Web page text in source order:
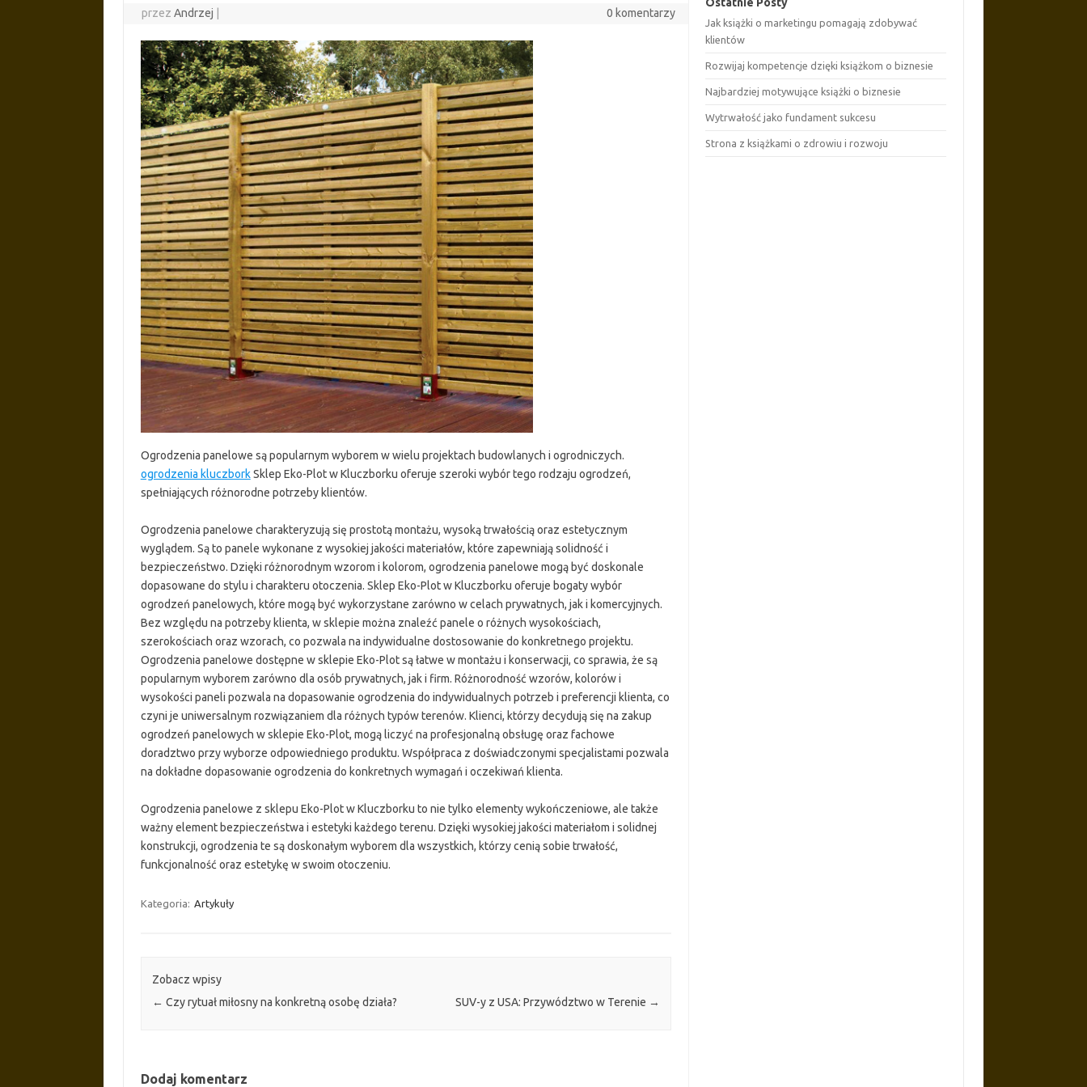
przezAndrzej 0 komentarzy
Ogrodzenia panelowe są popularnym wyborem w wielu projektach budowlanych i ogrodniczych.
ogrodzenia kluczborkSklep Eko-Plot w Kluczborku oferuje szeroki wybór tego rodzaju ogrodzeń,
spełniających różnorodne potrzeby klientów.
Ogrodzenia panelowe charakteryzują się prostotą montażu, wysoką trwałością oraz estetycznym
wyglądem. Są to panele wykonane z wysokiej jakości materiałów, które zapewniają solidność i
bezpieczeństwo. Dzięki różnorodnym wzorom i kolorom, ogrodzenia panelowe mogą być doskonale
dopasowane do stylu i charakteru otoczenia. Sklep Eko-Plot w Kluczborku oferuje bogaty wybór
ogrodzeń panelowych, które mogą być wykorzystane zarówno w celach prywatnych, jak i komercyjnych.
Bez względu na potrzeby klienta, w sklepie można znaleźć panele o różnych wysokościach,
szerokościach oraz wzorach, co pozwala na indywidualne dostosowanie do konkretnego projektu.
Ogrodzenia panelowe dostępne w sklepie Eko-Plot są łatwe w montażu i konserwacji, co sprawia, że są
popularnym wyborem zarówno dla osób prywatnych, jak i firm. Różnorodność wzorów, kolorów i
wysokości paneli pozwala na dopasowanie ogrodzenia do indywidualnych potrzeb i preferencji klienta, co
czyni je uniwersalnym rozwiązaniem dla różnych typów terenów. Klienci, którzy decydują się na zakup
ogrodzeń panelowych w sklepie Eko-Plot, mogą liczyć na profesjonalną obsługę oraz fachowe
doradztwo przy wyborze odpowiedniego produktu. Współpraca z doświadczonymi specjalistami pozwala
na dokładne dopasowanie ogrodzenia do konkretnych wymagań i oczekiwań klienta.
Ogrodzenia panelowe z sklepu Eko-Plot w Kluczborku to nie tylko elementy wykończeniowe, ale także
ważny element bezpieczeństwa i estetyki każdego terenu. Dzięki wysokiej jakości materiałom i solidnej
konstrukcji, ogrodzenia te są doskonałym wyborem dla wszystkich, którzy cenią sobie trwałość,
funkcjonalność oraz estetykę w swoim otoczeniu.
Kategoria: Artykuły
Zobacz wpisy
← Czy rytuał miłosny na konkretną osobę działa? SUV-y z USA: Przywództwo w Terenie →
Dodaj komentarz
Jak książki o marketingu pomagają zdobywać
klientów
Rozwijaj kompetencje dzięki książkom o biznesie
Najbardziej motywujące książki o biznesie
Wytrwałość jako fundament sukcesu
Strona z książkami o zdrowiu i rozwoju